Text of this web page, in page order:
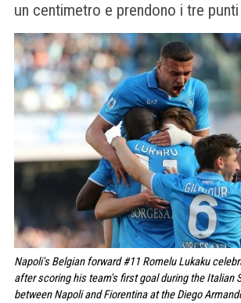
un centimetro e prendono i tre
Napoli's Belgian forward #11 Romelu Lukaku
after scoring his team's first goal during the Italian
between Napoli and Fiorentina at the Diego